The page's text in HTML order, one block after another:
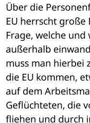
Über die
EU herrscht
Frage, welche
außerhalb
muss man hierbei
die EU kommen,
auf dem
Geflüchteten, die
fliehen und durch